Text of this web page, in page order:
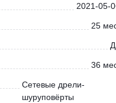
2021-05-
25
36
Сетевые дрели-
шуруповёрты